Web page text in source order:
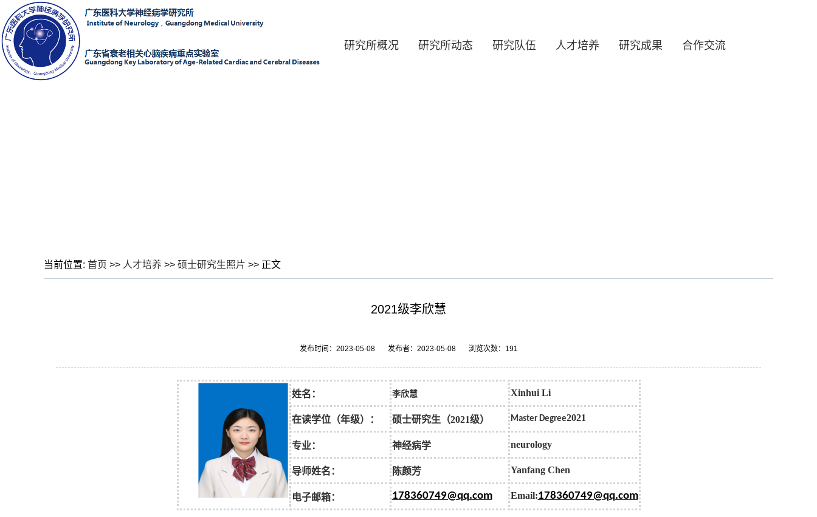
研究所概况 研究所动态 研究队伍 人才培养 研究成果 合作交流
当前位置: 首页 >> 人才培养 >> 硕士研究生照片 >> 正文
2021级李欣慧
发布时间：2023-05-08 发布者：2023-05-08 浏览次数： 191
姓名： 李欣慧 Xinhui Li
在读学位（年级）： 硕士研究生（2021级） Master Degree2021
专业： 神经病学 neurology
导师姓名： 陈颜芳 Yanfang Chen
电子邮箱： 178360749@qq.com Email:178360749@qq.com